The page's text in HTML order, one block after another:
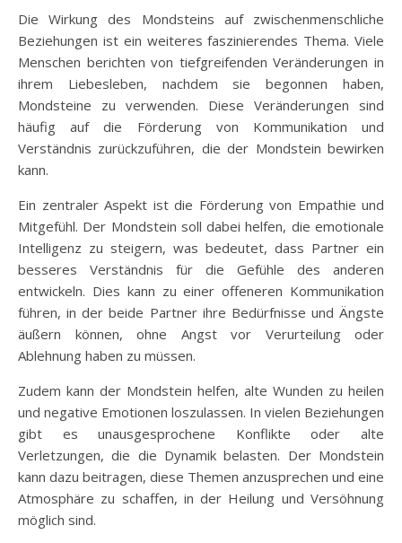
Die Wirkung des Mondsteins auf zwischenmenschliche
Beziehungen ist ein weiteres faszinierendes Thema. Viele
Menschen berichten von tiefgreifenden Veränderungen in
ihrem Liebesleben, nachdem sie begonnen haben,
Mondsteine zu verwenden. Diese Veränderungen sind
häufig auf die Förderung von Kommunikation und
Verständnis zurückzuführen, die der Mondstein bewirken
kann.
Ein zentraler Aspekt ist die Förderung von Empathie und
Mitgefühl. Der Mondstein soll dabei helfen, die emotionale
Intelligenz zu steigern, was bedeutet, dass Partner ein
besseres Verständnis für die Gefühle des anderen
entwickeln. Dies kann zu einer offeneren Kommunikation
führen, in der beide Partner ihre Bedürfnisse und Ängste
äußern können, ohne Angst vor Verurteilung oder
Ablehnung haben zu müssen.
Zudem kann der Mondstein helfen, alte Wunden zu heilen
und negative Emotionen loszulassen. In vielen Beziehungen
gibt es unausgesprochene Konflikte oder alte
Verletzungen, die die Dynamik belasten. Der Mondstein
kann dazu beitragen, diese Themen anzusprechen und eine
Atmosphäre zu schaffen, in der Heilung und Versöhnung
möglich sind.